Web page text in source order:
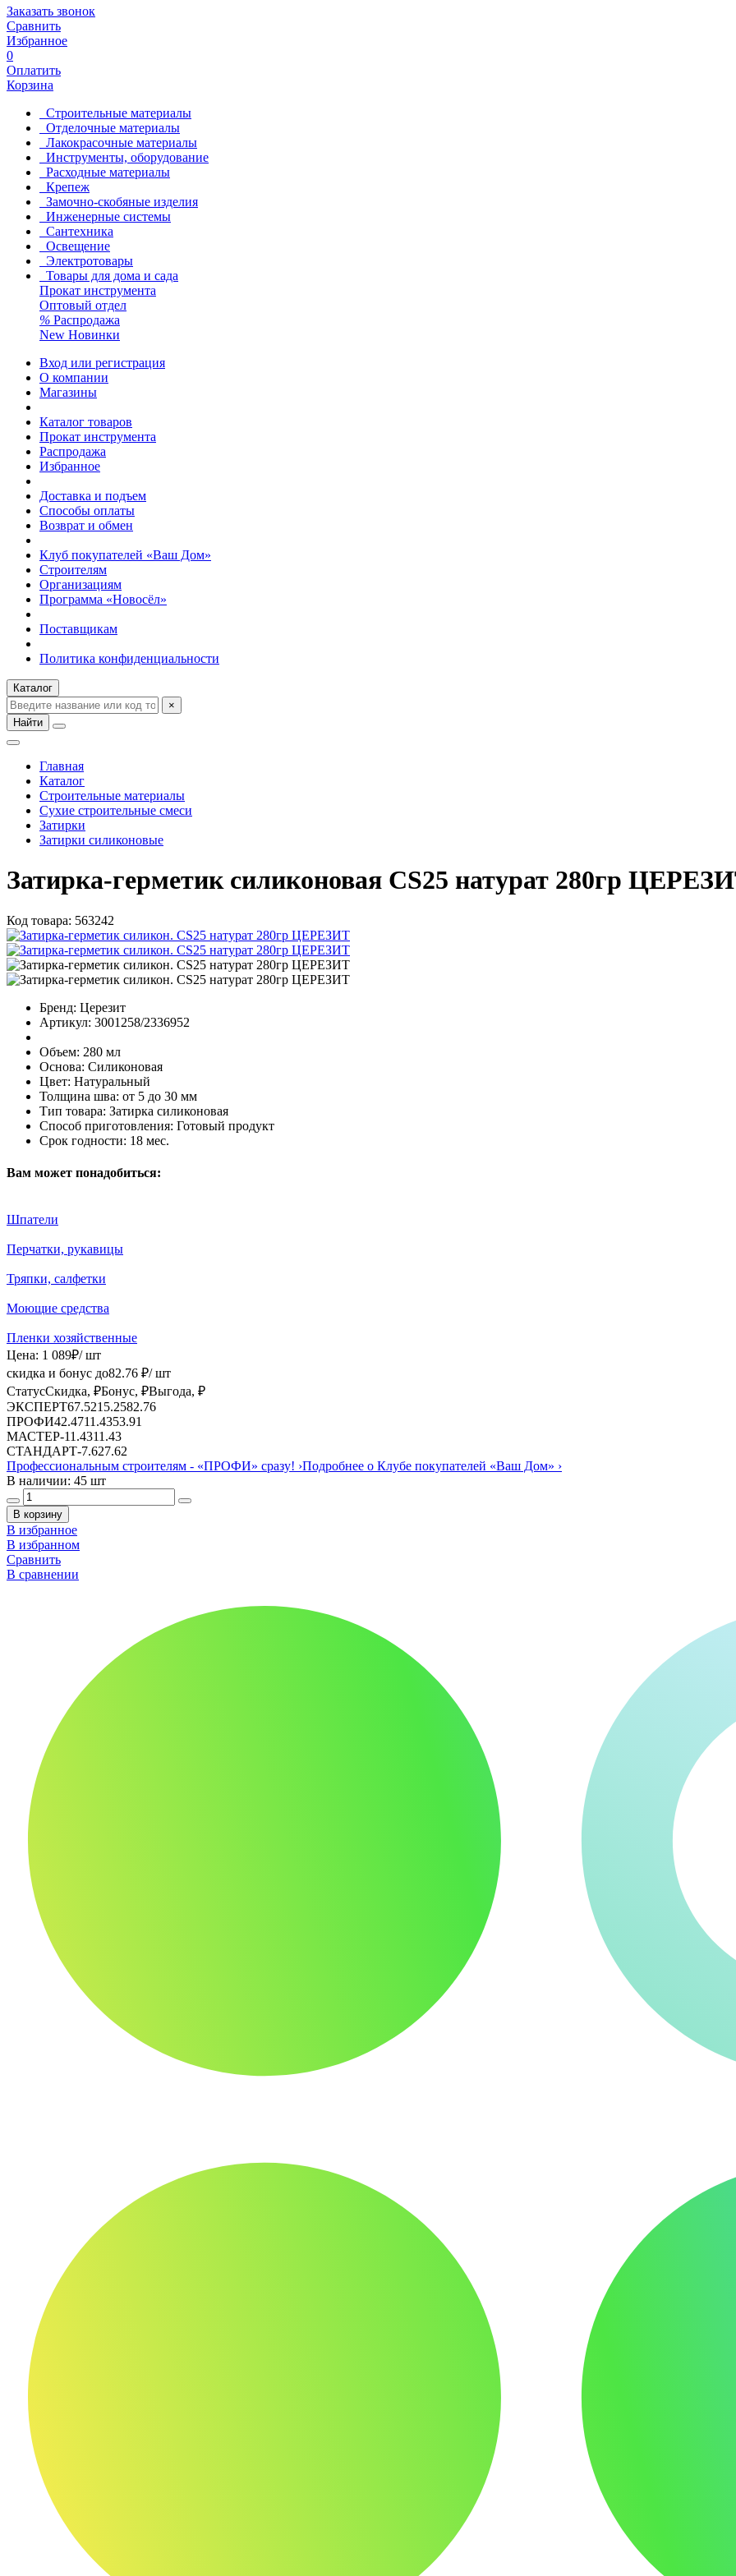
Заказать звонок
Сравнить
Избранное
0
Оплатить
Корзина
Строительные материалы
Отделочные материалы
Лакокрасочные материалы
Инструменты, оборудование
Расходные материалы
Крепеж
Замочно-скобяные изделия
Инженерные системы
Сантехника
Освещение
Электротовары
Товары для дома и сада
Прокат инструмента
Оптовый отдел
% Распродажа
New Новинки
Вход или регистрация
О компании
Магазины
Каталог товаров
Прокат инструмента
Распродажа
Избранное
Доставка и подъем
Способы оплаты
Возврат и обмен
Клуб покупателей «Ваш Дом»
Строителям
Организациям
Программа «Новосёл»
Поставщикам
Политика конфиденциальности
Каталог
×
Найти
Главная
Каталог
Строительные материалы
Сухие строительные смеси
Затирки
Затирки силиконовые
Затирка-герметик силиконовая CS25 натурат 280гр
Код товара: 563242
Бренд: Церезит
Артикул: 3001258/2336952
Объем: 280 мл
Основа: Силиконовая
Цвет: Натуральный
Толщина шва: от 5 до 30 мм
Тип товара: Затирка силиконовая
Способ приготовления: Готовый продукт
Срок годности: 18 мес.
Вам может понадобиться:
Шпатели
Перчатки, рукавицы
Тряпки, салфетки
Моющие средства
Пленки хозяйственные
Цена: 1 089₽/ шт
скидка и бонус до82.76 ₽/ шт
СтатусСкидка, ₽Бонус, ₽Выгода, ₽
ЭКСПЕРТ67.5215.2582.76
ПРОФИ42.4711.4353.91
МАСТЕР-11.4311.43
СТАНДАРТ-7.627.62
Профессиональным строителям - «ПРОФИ» сразу! ›Подробнее о Клубе покупателей «Ваш Дом» ›
В наличии: 45 шт
В корзину
В избранное
В избранном
Сравнить
В сравнении